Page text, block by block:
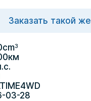
Заказать такой же
3
03-28